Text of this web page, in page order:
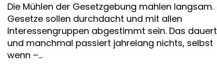
Die Mühlen der Gesetzgebung mahlen langsam.
Gesetze sollen durchdacht und mit allen
Interessengruppen abgestimmt sein. Das dauert
und manchmal passiert jahrelang nichts, selbst
wenn –...